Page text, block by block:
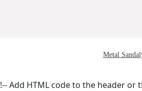
Metal
!-- Add HTML code to the header or